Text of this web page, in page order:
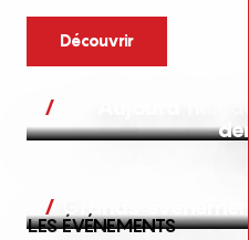
Découvrir
Aujourd’hui,
Grands
LES ÉVÉNEMENTS